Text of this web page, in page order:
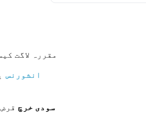
مقررہ لاگت
انشورنس
سودی خرچ